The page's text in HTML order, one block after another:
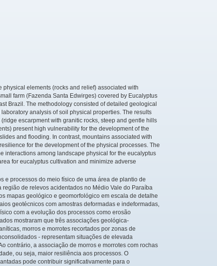
elements (rocks and relief) associated with
farm (Fazenda Santa Edwirges) covered by Eucalyptus
Brazil. The methodology consisted of detailed geological
analysis of soil physical properties. The results
escarpment with granitic rocks, steep and gentle hills
present high vulnerability for the development of the
and flooding. In contrast, mountains associated with
for the development of the physical processes. The
interactions among landscape physical for the eucalyptus
for eucalyptus cultivation and minimize adverse
e processos do meio físico de uma área de plantio de
de relevos acidentados no Médio Vale do Paraíba
mapas geológico e geomorfológico em escala de detalhe
geotécnicos com amostras deformadas e indeformadas,
com a evolução dos processos como erosão
mostraram que três associações geológica-
morros e morrotes recortados por zonas de
- representam situações de elevada
contrário, a associação de morros e morrotes com rochas
ou seja, maior resiliência aos processos. O
pode contribuir significativamente para o